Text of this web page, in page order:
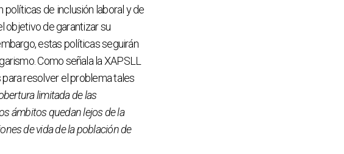
de inclusión laboral y de
objetivo de garantizar su
estas políticas seguirán
Como señala la XAPSLL
resolver el problema tales
limitada de las
ámbitos quedan lejos de la
de vida de la población de